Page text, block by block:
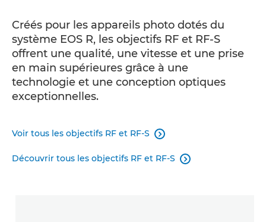
EF-S
Créés pour les appareils photo dotés du
système EOS R, les objectifs RF et RF-S
offrent une qualité, une vitesse et une prise
en main supérieures grâce à une
technologie et une conception optiques
exceptionnelles.
Voir tous les objectifs RF et RF-S 
Découvrir tous les objectifs RF et RF-S 